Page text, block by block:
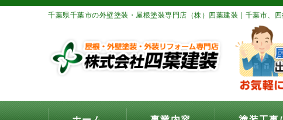
千葉県千葉市の外壁塗装・屋根塗装専門店（株）四葉建装｜千葉市、